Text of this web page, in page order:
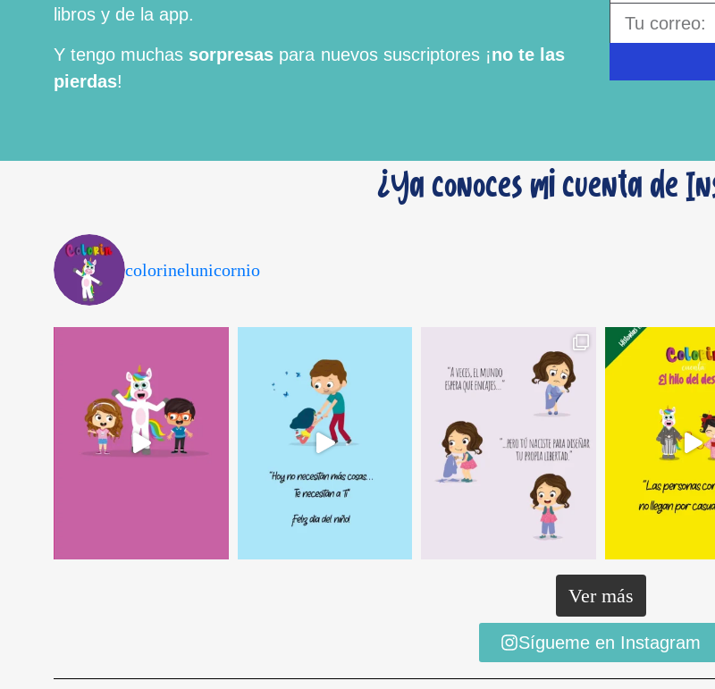
libros y de la app.
Y tengo muchas sorpresas para nuevos suscriptores ¡no te las
pierdas!
¿Ya conoces mi cuenta de
colorinelunicornio
Ver más
Sígueme en Instagram